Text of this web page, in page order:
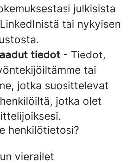
julkisista
tai nykyisen
tiedot - Tiedot,
tai
jotka suosittelevat
jotka olet
henkilötietosi?
vierailet